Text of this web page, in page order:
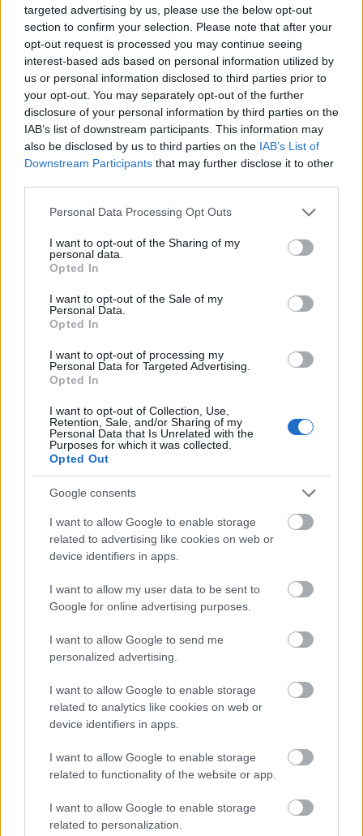
targeted advertising by us, please use the below opt-out
section to confirm your selection. Please note that after your
opt-out request is processed you may continue seeing
interest-based ads based on personal information utilized by
us or personal information disclosed to third parties prior to
your opt-out. You may separately opt-out of the further
disclosure of your personal information by third parties on the
IAB’s list of downstream participants. This information may
also be disclosed by us to third parties on the IAB’s List of
Downstream Participants that may further disclose it to other
Please note that this website/app uses one or more Google
not limited to your visit or usage behaviour. You may click to
grant or deny consent to Google and its third-party tags to
use your data for below specified purposes in below Google
consent section.
Personal Data Processing Opt Outs
I want to opt-out of the Sharing of my
personal data.
Opted In
I want to opt-out of the Sale of my
Personal Data.
Opted In
I want to opt-out of processing my
Personal Data for Targeted Advertising.
Opted In
I want to opt-out of Collection, Use,
Retention, Sale, and/or Sharing of my
Personal Data that Is Unrelated with the
Purposes for which it was collected.
Opted Out
Google consents
I want to allow Google to enable storage
related to advertising like cookies on web or
device identifiers in apps.
I want to allow my user data to be sent to
Google for online advertising purposes.
I want to allow Google to send me
personalized advertising.
I want to allow Google to enable storage
related to analytics like cookies on web or
device identifiers in apps.
I want to allow Google to enable storage
related to functionality of the website or app.
I want to allow Google to enable storage
related to personalization.
minutos del encuentro contra el Getafe por molestias en una
de sus rodillas. Tras practicarle pruebas, sufre un esguince
por el que estará alejado de los terrenos de juego hasta
febrero.
Ferran, con molestias
La derrota del Barcelona en San Sebastián dejó un jugador
tocado en el conjunto catalán: Ferran Torres. El delantero
Slavia de Praga y es duda para el próximo compromiso
liguero ante el Real Oviedo.
¿Recomendable?
Echeverri. ¿Buen fichaje en
Comunio?
Iñaki Williams, con lesión leve-moderada
unas semanas a Iñaki Williams. El delantero rojiblanco
sufrió una lesión leve-moderada en el tríceps sural que le
mantendrá en el dique seco 3 semanas.
Amrabat se somete a una artroscopia
Marruecos perdió 1-0 en una estrambótica final de la Copa
África contra Senegal, decidida con un gol de Pape Gueye
participar el lesionado Sofyan Amrabat, quien según ha
anunciado el Betis se va a someter en Países Bajos a una
estima que pueda estar de baja entre 6 y 8 semanas.